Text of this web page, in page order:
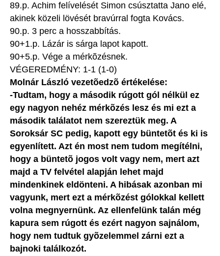
89.p. Achim felívelését Simon csúsztatta Jano elé,
akinek közeli lövését bravúrral fogta Kovács.
90.p. 3 perc a hosszabbítás.
90+1.p. Lázár is sárga lapot kapott.
90+5.p. Vége a mérkõzésnek.
VÉGEREDMÉNY: 1-1 (1-0)
Molnár László vezetõedzõ értékelése:
-Tudtam, hogy a második rúgott gól nélkül ez
egy nagyon nehéz mérkõzés lesz és mi ezt a
második találatot nem szereztük meg. A
Soroksár SC pedig, kapott egy büntetõt és ki is
egyenlített. Azt én most nem tudom megítélni,
hogy a büntetõ jogos volt vagy nem, mert azt
majd a TV felvétel alapján lehet majd
mindenkinek eldönteni. A hibásak azonban mi
vagyunk, mert ezt a mérkõzést gólokkal kellett
volna megnyernünk. Az ellenfelünk talán még
kapura sem rúgott és ezért nagyon sajnálom,
hogy nem tudtuk gyõzelemmel zárni ezt a
bajnoki találkozót.